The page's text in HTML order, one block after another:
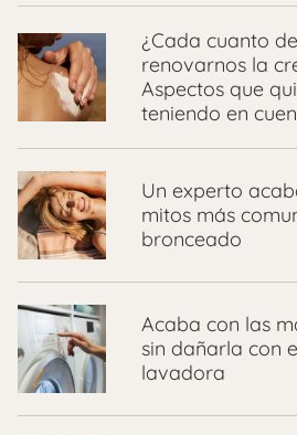
¿Cada cuanto
renovarnos la
Aspectos que
teniendo en
Un experto
mitos más
bronceado
Acaba con las
sin dañarla con
lavadora